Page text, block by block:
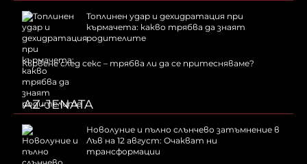
Топлинен удар и дехидратация при
кърмачета: какво трябва да знаят
родителите
Кървене след секс – трябва ли да се притесняваме?
AZ-JENATA
Новолуние и пълно слънчево затъмнение в
Лъв на 12 август: Очакват ни
трансформации